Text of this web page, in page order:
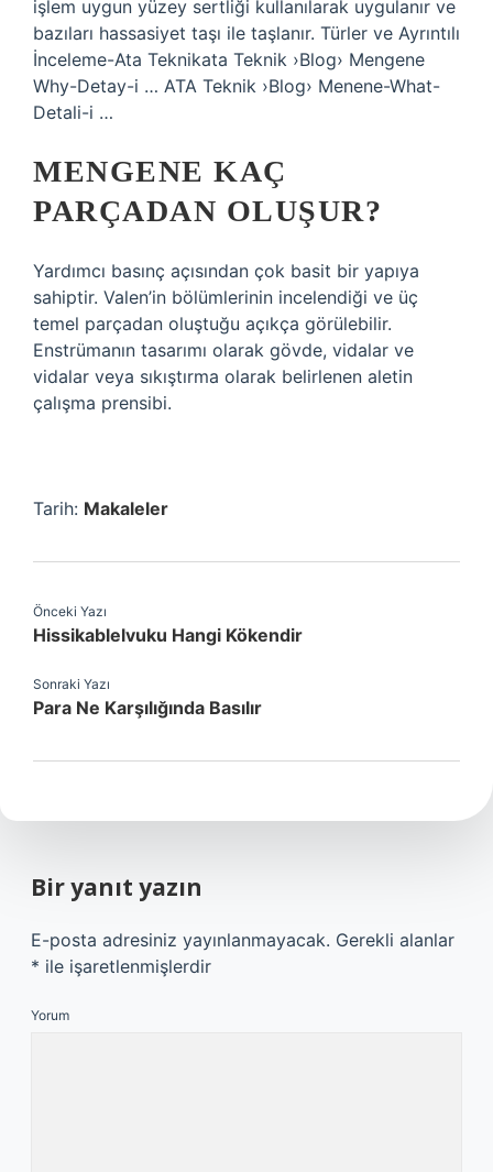
işlem uygun yüzey sertliği kullanılarak uygulanır ve
bazıları hassasiyet taşı ile taşlanır. Türler ve Ayrıntılı
İnceleme-Ata Teknikata Teknik ›Blog› Mengene
Why-Detay-i … ATA Teknik ›Blog› Menene-What-
Detali-i …
MENGENE KAÇ
PARÇADAN OLUŞUR?
Yardımcı basınç açısından çok basit bir yapıya
sahiptir. Valen’in bölümlerinin incelendiği ve üç
temel parçadan oluştuğu açıkça görülebilir.
Enstrümanın tasarımı olarak gövde, vidalar ve
vidalar veya sıkıştırma olarak belirlenen aletin
çalışma prensibi.
Tarih: Makaleler
Önceki Yazı
Hissikablelvuku Hangi Kökendir
Sonraki Yazı
Para Ne Karşılığında Basılır
Bir yanıt yazın
E-posta adresiniz yayınlanmayacak. Gerekli alanlar
* ile işaretlenmişlerdir
Yorum